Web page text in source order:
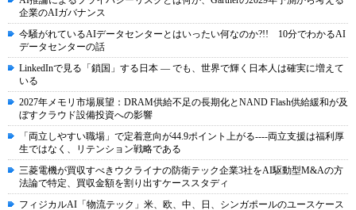
企業のAIガバナンス
今騒がれているAIデータセンターとはいったい何なのか?!! 10分でわかるAI
データセンターの話
LinkedInで見る「鎖国」する日本 ― でも、世界で輝く日本人は確実に増えて
いる
2027年メモリ市場展望：DRAM供給不足の長期化とNAND Flash供給緩和が及
ぼすクラウド設備投資への影響
「両立しやすい職場」で定着意向が44.9ポイント上がる----両立支援は福利厚
生ではなく、リテンション戦略である
三菱電機が買収すべきウクライナの防衛テック企業3社をAI駆動型M&Aの方
法論で特定、買収金額を割り出すケーススタディ
フィジカルAI「物流テック」米、欧、中、日、シンガポールのユースケース